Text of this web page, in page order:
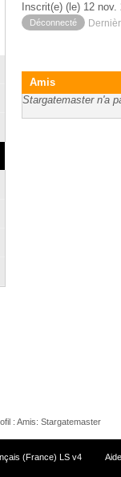
Inscrit(e) (le) 12 nov.
Déconnecté
Amis
Stargatemaster n'a
: Amis: Stargatemaster
(France) LS v4 Aide